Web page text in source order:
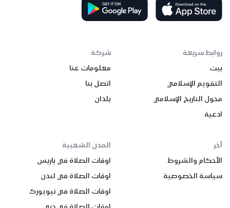
روابط سريعة
بيت
التقويم الإسلامي
محول التاريخ الإسلامي
ادعية
شركة
معلومات عنا
اتصل بنا
بلدان
آخر
الأحكام والشروط
سياسة الخصوصية
المدن الشعبية
اوقات الصلاة في باريس
اوقات الصلاة في لندن
اوقات الصلاة في نيويورك